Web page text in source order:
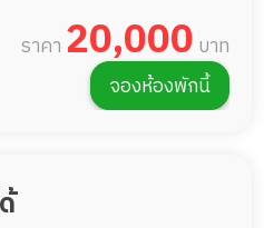
ราคา 20,000 บาท
จองห้องพักนี้